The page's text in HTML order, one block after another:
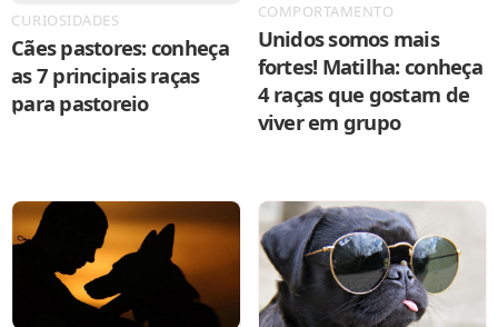
CURIOSIDADES
Cães pastores: conheça
as 7 principais raças
para pastoreio
COMPORTAMENTO
Unidos somos mais
fortes! Matilha: conheça
4 raças que gostam de
viver em grupo